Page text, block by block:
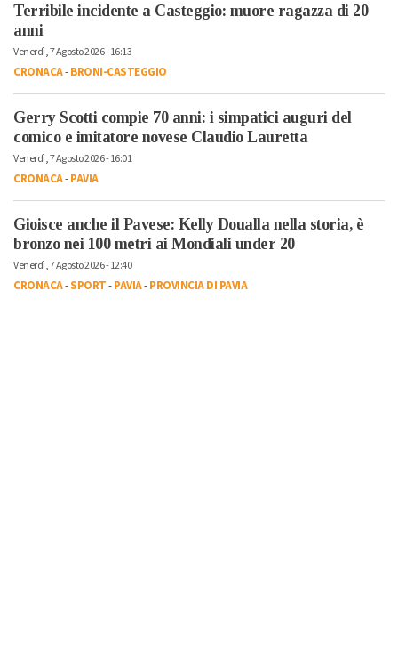
Terribile incidente a Casteggio: muore ragazza di 20
anni
Venerdì, 7 Agosto 2026 - 16:13
CRONACA-BRONI-CASTEGGIO
Gerry Scotti compie 70 anni: i simpatici auguri del
comico e imitatore novese Claudio Lauretta
Venerdì, 7 Agosto 2026 - 16:01
CRONACA-PAVIA
Gioisce anche il Pavese: Kelly Doualla nella storia, è
bronzo nei 100 metri ai Mondiali under 20
Venerdì, 7 Agosto 2026 - 12:40
CRONACA-SPORT-PAVIA-PROVINCIA DI PAVIA